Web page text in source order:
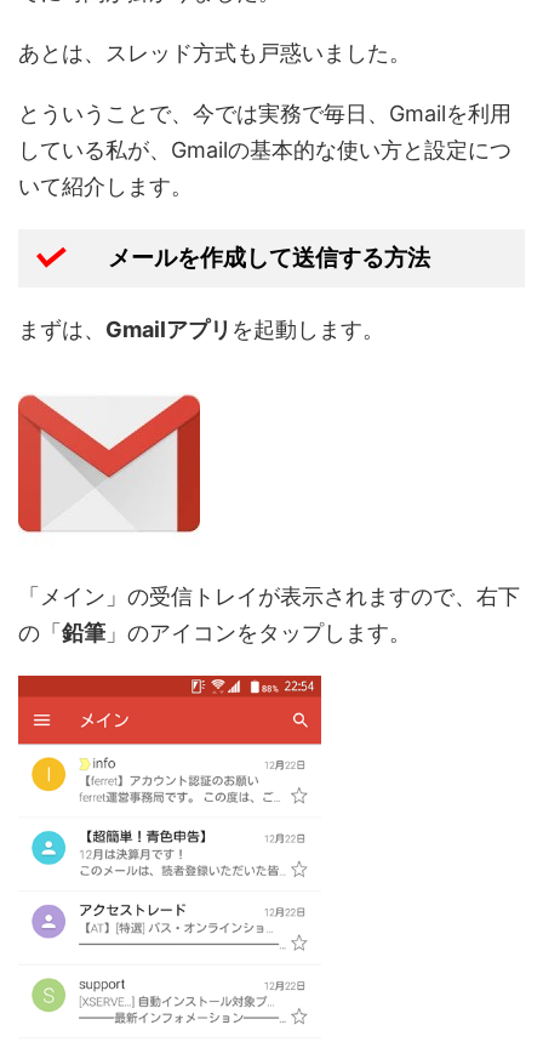
あとは、スレッド方式も戸惑いました。
とういうことで、今では実務で毎日、Gmailを利用
している私が、Gmailの基本的な使い方と設定につ
いて紹介します。
メールを作成して送信する方法
まずは、 Gmailアプリ を起動します。
「メイン」の受信トレイが表示されますので、右下
の「 鉛筆 」のアイコンをタップします。